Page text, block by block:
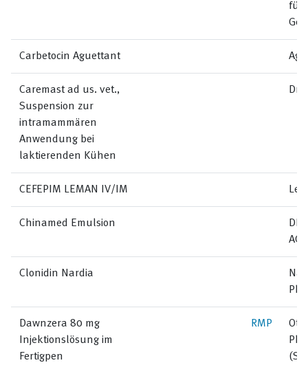
für
Carbetocin Aguettant
Caremast ad us. vet.,
Suspension zur
intramammären
Anwendung bei
laktierenden Kühen
Dr.
CEFEPIM LEMAN IV/IM
Chinamed Emulsion
AG
Clonidin Nardia
Dawnzera 80 mg
Injektionslösung im
Fertigpen
RMP